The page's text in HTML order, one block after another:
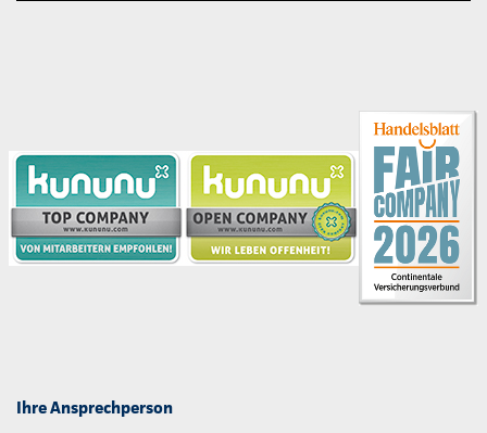
Ihre Ansprechperson